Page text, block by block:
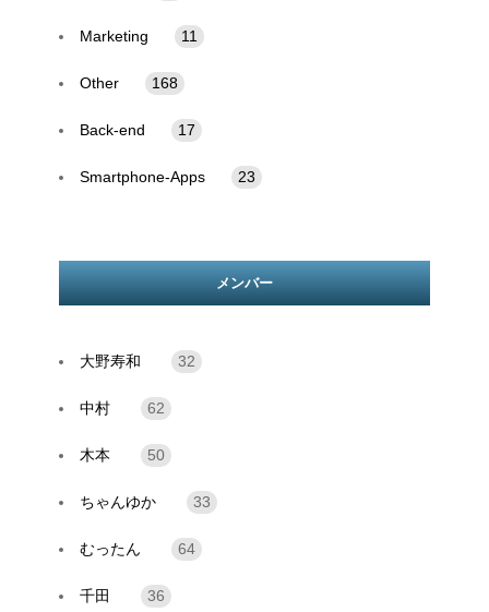
Marketing 11
Other 168
Back-end 17
Smartphone-Apps 23
メンバー
大野寿和 32
中村 62
木本 50
ちゃんゆか 33
むったん 64
千田 36